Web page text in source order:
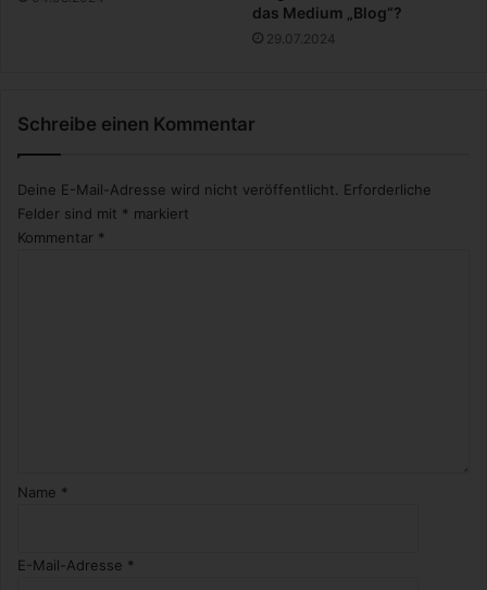
i
d
i
e
das Medium „Blog“?
29.07.2024
Schreibe einen Kommentar
Deine E-Mail-Adresse wird nicht veröffentlicht.
Erforderliche
Felder sind mit * markiert
Kommentar *
Name *
E-Mail-Adresse *